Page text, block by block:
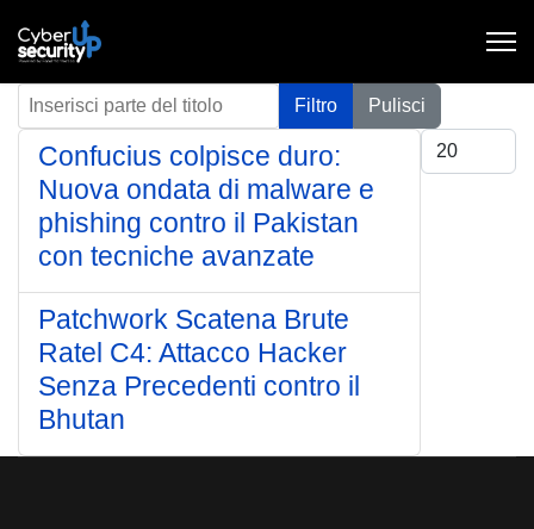
Inserisci parte del titolo Filtro
Pulisci
Visualizza #
Confucius colpisce duro:
Nuova ondata di malware e
phishing contro il Pakistan
con tecniche avanzate
Patchwork Scatena Brute
Ratel C4: Attacco Hacker
Senza Precedenti contro il
Bhutan